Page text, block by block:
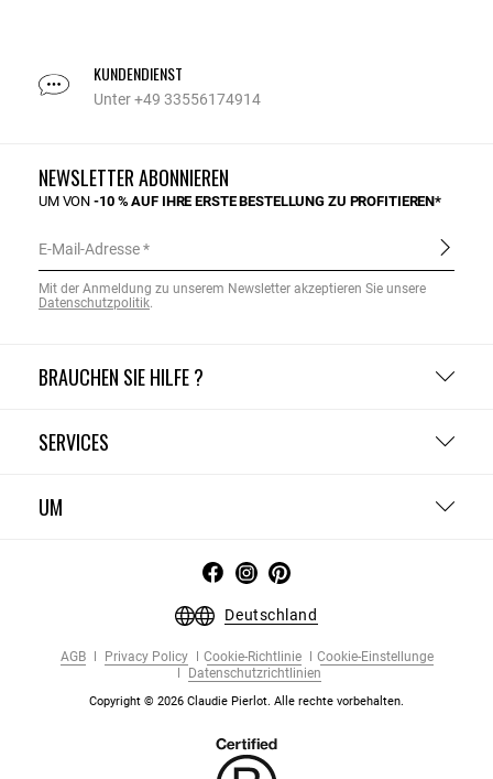
KUNDENDIENST
Unter +49 33556174914
BRAUCHEN SIE HILFE ?
SERVICES
UM
NEWSLETTER ABONNIEREN
UM VON-10 % AUF IHRE ERSTE BESTELLUNG ZU PROFITIEREN*
E-Mail-Adresse
Mit der Anmeldung zu unserem Newsletter akzeptieren Sie unsere
Datenschutzpolitik.
Deutschland
AGB Privacy Policy Cookie-Richtlinie
Cookie-Einstellunge
Datenschutzrichtlinien
Copyright © 2026 Claudie Pierlot. Alle rechte vorbehalten.